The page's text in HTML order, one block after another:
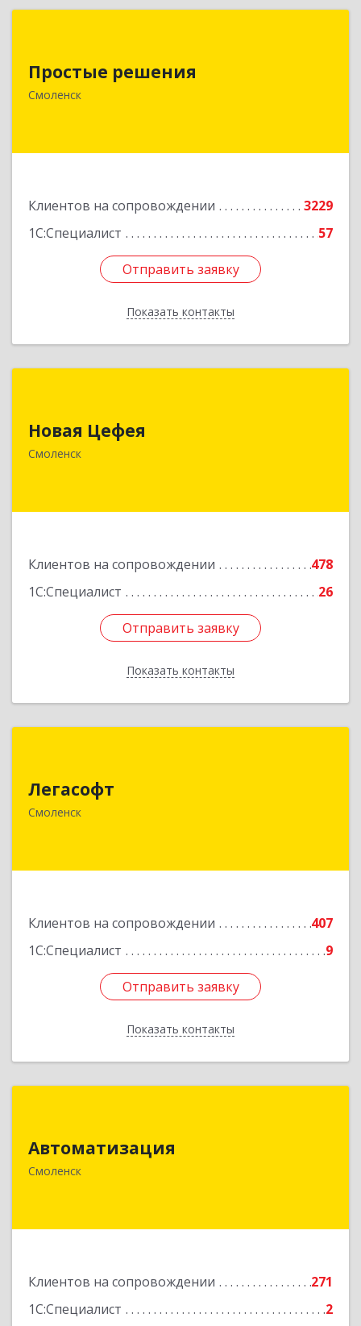
Простые решения
Смоленск
Клиентов на сопровождении
3229
1С:Специалист
57
Отправить заявку
Показать контакты
214015, Смоленская обл, Смоленск г, Большая
Отправить заявку
Назад
Новая Цефея
Смоленск
Клиентов на сопровождении
478
1С:Специалист
26
Отправить заявку
Показать контакты
214018, Смоленская обл, Смоленск г, Раевского
Отправить заявку
Назад
Легасофт
Смоленск
Клиентов на сопровождении
407
1С:Специалист
9
Отправить заявку
Показать контакты
214018, Смоленская обл, Смоленск г, Ново-
Отправить заявку
Назад
Автоматизация
Смоленск
Клиентов на сопровождении
271
1С:Специалист
2
214019, Смоленская обл, Смоленск г, Марии